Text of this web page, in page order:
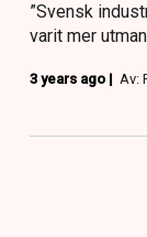
”Svensk
varit mer
3 years ago | Av: